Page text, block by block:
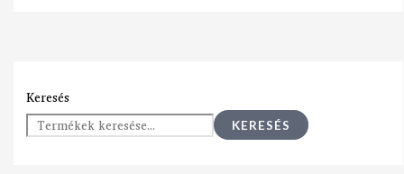
Keresés
KERESÉS